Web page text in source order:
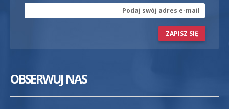
ZAPISZ SIĘ
OBSERWUJ NAS